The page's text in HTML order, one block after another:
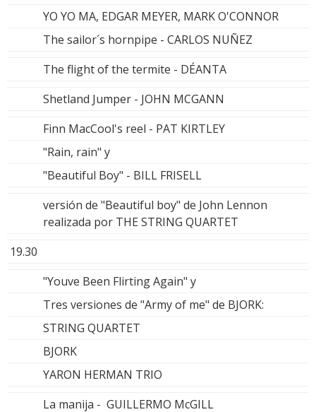
YO YO MA, EDGAR MEYER, MARK O'CONNOR
The sailor´s hornpipe - CARLOS NUÑEZ
The flight of the termite - DÉANTA
Shetland Jumper - JOHN MCGANN
Finn MacCool's reel - PAT KIRTLEY
"Rain, rain" y
"Beautiful Boy" - BILL FRISELL
versión de "Beautiful boy" de John Lennon
realizada por THE STRING QUARTET
19.30
"Youve Been Flirting Again" y
Tres versiones de "Army of me" de BJORK:
STRING QUARTET
BJORK
YARON HERMAN TRIO
La manija - GUILLERMO McGILL